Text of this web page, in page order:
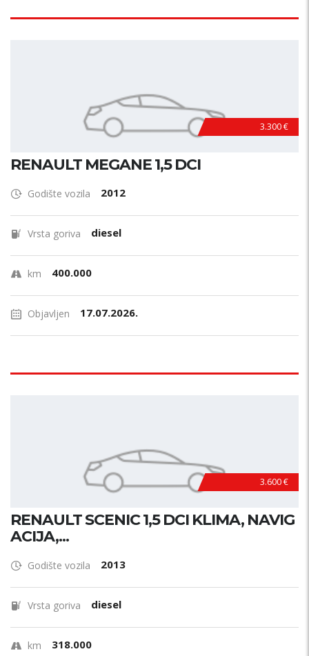
3.300 €
RENAULT MEGANE 1,5 DCI
Godište vozila 2012
Vrsta goriva diesel
km 400.000
Objavljen 17.07.2026.
3.600 €
RENAULT SCENIC 1,5 DCI KLIMA, NAVIG
ACIJA,...
Godište vozila 2013
Vrsta goriva diesel
km 318.000